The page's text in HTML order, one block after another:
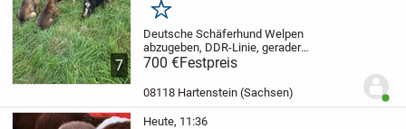
7
Merken
Deutsche Schäferhund Welpen
abzugeben, DDR-Linie, gerader
RückenWurf aus Mitte Mai 2026
und Hündinnen
entwurmtkinderfreundlich und
beide Elterntiere vor
Ort
Abgabe...
700 €Festpreis
08118 Hartenstein (Sachsen)
Heute, 11:36